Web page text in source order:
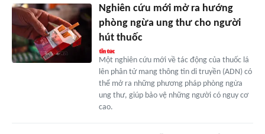
Nghiên cứu mới mở ra hướng
phòng ngừa ung thư cho người
hút thuốc
Một nghiên cứu mới về tác động của thuốc lá
lên phân tử mang thông tin di truyền (ADN) có
thể mở ra những phương pháp phòng ngừa
ung thư, giúp bảo vệ những người có nguy cơ
cao.